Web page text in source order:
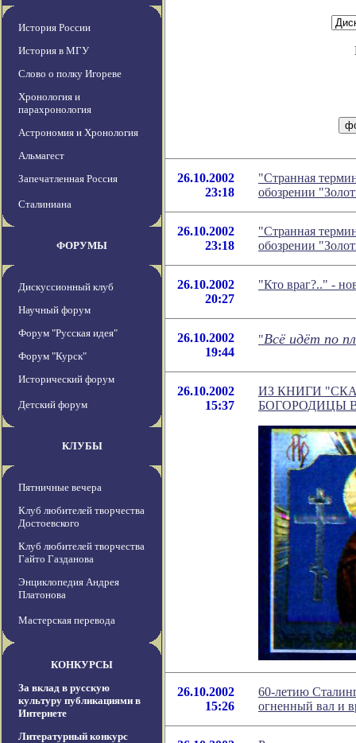
История России
История в МГУ
Слово о полку Игореве
Хронология и
парахронология
Астрономия и Хронология
Альмагест
Запечатленная Россия
Сталиниана
ФОРУМЫ
Дискуссионный клуб
Научный форум
Форум "Русская идея"
Форум "Курск"
Исторический форум
Детский форум
КЛУБЫ
Пятничные вечера
Клуб любителей творчества
Достоевского
Клуб любителей творчества
Гайто Газданова
Энциклопедия Андрея
Платонова
Мастерская перевода
КОНКУРСЫ
За вклад в русскую
культуру публикациями в
Интернете
Литературный конкурс
26.10.2002
23:18
"Странная
обозрении
26.10.2002
23:18
"Странная
обозрении
26.10.2002
20:27
"Кто враг?.." -
26.10.2002
19:44
"Всё идёт по
26.10.2002
15:37
ИЗ КНИГИ
БОГОРОДИЦЫ В
26.10.2002
15:26
60-летию
огненный вал и